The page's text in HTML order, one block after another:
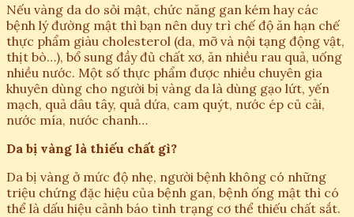
Nếu vàng da do sỏi mật, chức năng gan kém hay các
bệnh lý đường mật thì bạn nên duy trì chế độ ăn hạn chế
thực phẩm giàu cholesterol (da, mỡ và nội tạng động vật,
thịt bò…), bổ sung đầy đủ chất xơ, ăn nhiều rau quả, uống
nhiều nước. Một số thực phẩm được nhiều chuyên gia
khuyên dùng cho người bị vàng da là dùng gạo lứt, yến
mạch, quả dâu tây, quả dứa, cam quýt, nước ép củ cải,
nước mía, nước chanh…
Da bị vàng là thiếu chất gì?
Da bị vàng ở mức độ nhẹ, người bệnh không có những
triệu chứng đặc hiệu của bệnh gan, bệnh ống mật thì có
thể là dấu hiệu cảnh báo tình trạng cơ thể thiếu chất sắt.